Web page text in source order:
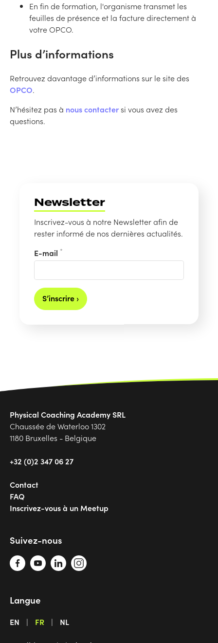
En fin de formation, l'organisme transmet les
feuilles de présence et la facture directement à
votre OPCO.
Plus d’informations
Retrouvez davantage d’informations sur le site des
OPCO.
N’hésitez pas à nous contactersi vous avez des
questions.
Newsletter
Inscrivez-vous à notre Newsletter afin de
rester informé de nos dernières actualités.
E-mail *
S’inscrire ›
Physical Coaching Academy SRL
Chaussée de Waterloo 1302
1180 Bruxelles - Belgique
+32 (0)2 347 06 27
Contact
FAQ
Inscrivez-vous à un Meetup
Suivez-nous
Langue
EN FR NL